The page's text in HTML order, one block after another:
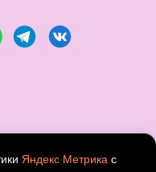
Яндекс Метрика с